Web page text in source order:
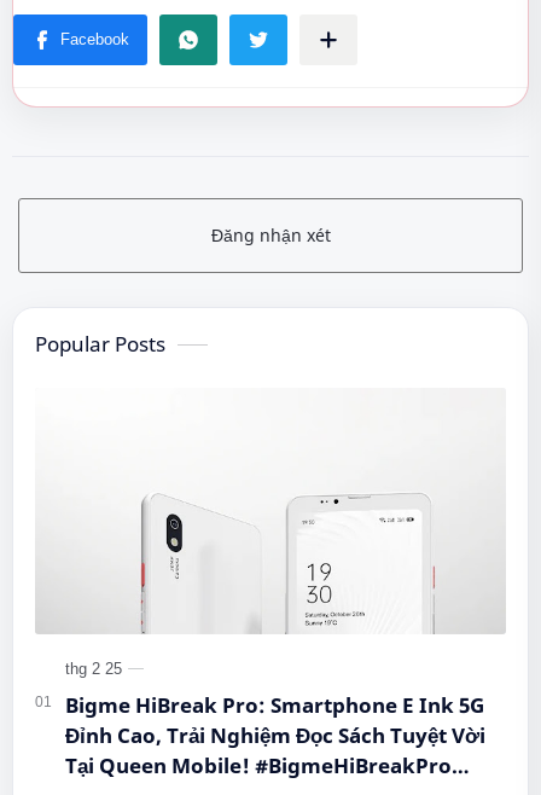
Đăng nhận xét
Popular Posts
Bigme HiBreak Pro: Smartphone E Ink 5G
Đỉnh Cao, Trải Nghiệm Đọc Sách Tuyệt Vời
Tại Queen Mobile! #BigmeHiBreakPro